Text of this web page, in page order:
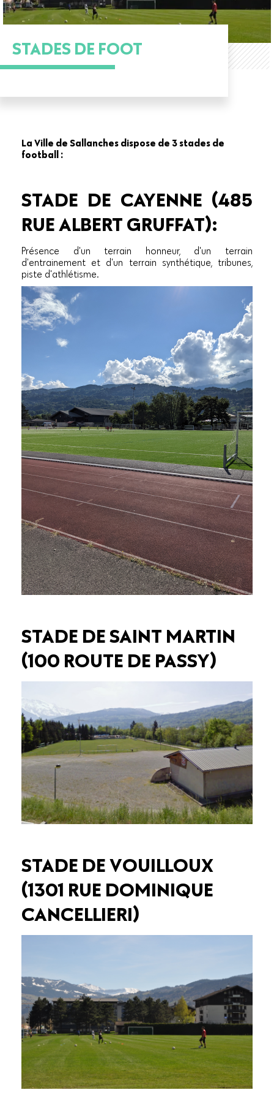
STADES DE FOOT
La Ville de Sallanches dispose de 3 stades de
football :
STADE DE CAYENNE (485
RUE ALBERT GRUFFAT):
Présence d'un terrain honneur, d'un terrain
d'entrainement et d'un terrain synthétique, tribunes,
piste d'athlétisme.
STADE DE SAINT MARTIN
(100 ROUTE DE PASSY)
STADE DE VOUILLOUX
(1301 RUE DOMINIQUE
CANCELLIERI)